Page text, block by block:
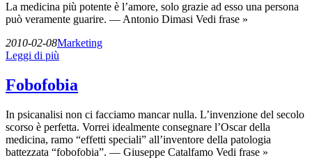
La medicina più potente è l’amore, solo grazie ad esso una persona
può veramente guarire. — Antonio Dimasi Vedi frase »
2010-02-08Marketing
Leggi di più
Fobofobia
In psicanalisi non ci facciamo mancar nulla. L’invenzione del secolo
scorso è perfetta. Vorrei idealmente consegnare l’Oscar della
medicina, ramo “effetti speciali” all’inventore della patologia
battezzata “fobofobia”. — Giuseppe Catalfamo Vedi frase »